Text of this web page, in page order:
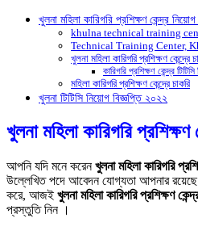
খুলনা মহিলা কারিগরি প্রশিক্ষণ কেন্দ্র
khulna technical training
Technical Training Center,
খুলনা মহিলা কারিগরি প্রশিক্ষণ কেন্দ্রে
কারিগরি প্রশিক্ষণ কেন্দ্র
মহিলা কারিগরি প্রশিক্ষণ কেন্দ্রে চাকরি
খুলনা টিটিসি নিয়োগ বিজ্ঞপ্তি ২০২২
খুলনা মহিলা কারিগরি
আপনি যদি মনে করেনখুলনা মহিলা কারিগরি
উল্লেখিত পদে আবেদন যোগ্যতা আপনার
করে, আজই খুলনা মহিলা কারিগরি প্রশিক্ষণ
প্রস্তুতি নিন ।